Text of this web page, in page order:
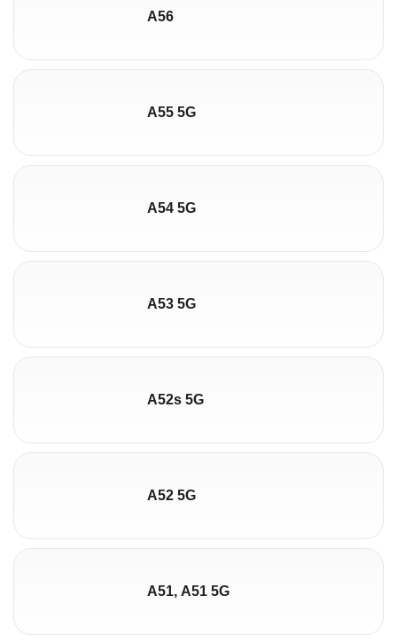
A56
A55 5G
A54 5G
A53 5G
A52s 5G
A52 5G
A51, A51 5G